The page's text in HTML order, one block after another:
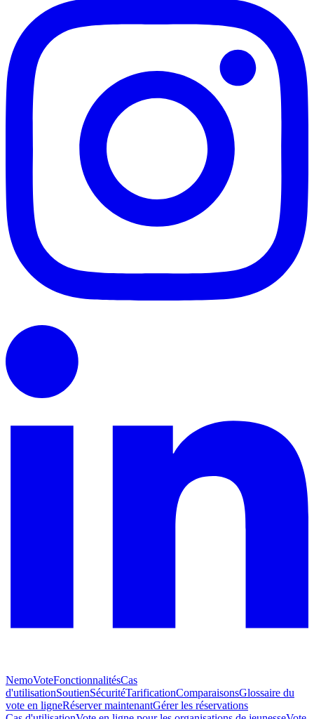
NemoVoteFonctionnalitésCas
d'utilisationSoutienSécuritéTarificationComparaisonsGlossaire du
vote en ligneRéserver maintenantGérer les réservations